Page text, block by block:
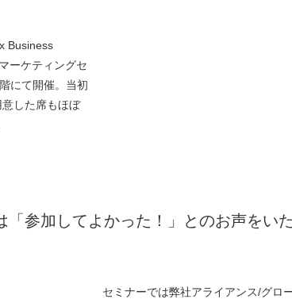
Business
ーケティングセ
にて開催。当初
した席もほぼ
参加してよかった！」とのお声をい
セミナーでは弊社アライアンス/グロ